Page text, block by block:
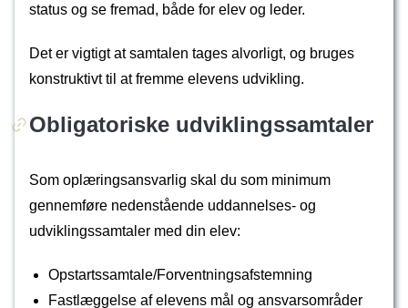
status og se fremad, både for elev og leder.
Det er vigtigt at samtalen tages alvorligt, og bruges
konstruktivt til at fremme elevens udvikling.
Obligatoriske udviklingssamtaler
Som oplæringsansvarlig skal du som minimum
gennemføre nedenstående uddan­nelses- og
udviklingssamtaler med din elev:
Opstartssamtale/Forventningsafstemning
Fastlæggelse af elevens mål og ansvarsområder